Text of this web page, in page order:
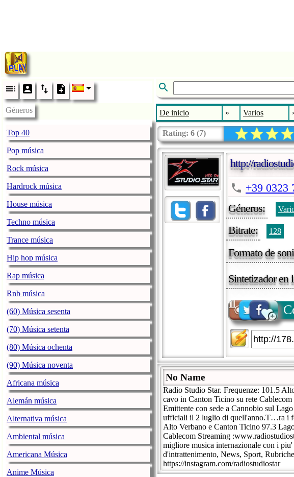
Géneros
Top 40
Pop música
Rock música
Hardrock música
House música
Techno música
Trance música
Hip hop música
Rap música
Rnb música
(60) Música sesenta
(70) Música setenta
(80) Música ochenta
(90) Música noventa
Africana música
Alemán música
Alternativa música
Ambiental música
Americana Música
Anime Música
De inicio » Varios
Rating: 6 (7)
http://
+39 0323
Géneros:
Bitrate: 128
Formato de
Sintetizador en
No Name
Radio Studio Star. Frequenze: 101.5
cavo in Canton Ticino su rete
Emittente con sede a Cannobio sul
ufficiali il 2 luglio di quell'anno.T…ra i
Alto Verbano e Canton Ticino 97.3
Cablecom Streaming
migliore musica internazionale con i
d'intrattenimento, News, Sport,
https://instagram.com/radiostudiostar